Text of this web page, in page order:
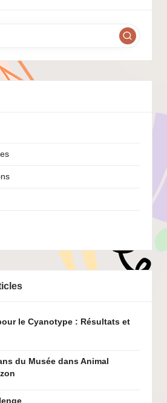
le Cyanotype : Résultats et
du Musée dans Animal